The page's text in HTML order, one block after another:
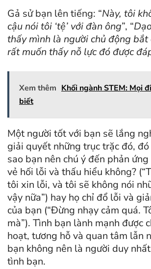
Gả sử bạn lên tiếng: “Này, tôi
cậu nói tôi ‘tệ’ với đàn ông”, “
thấy mình là người chủ động bắt
rất muốn thấy nỗ lực đó được
Xem thêm Khối ngành STEM: Mọi
biết
Một người tốt với bạn sẽ lắng
giải quyết những trục trặc đó,
sao bạn nên chú ý đến phản
vẻ hối lỗi và thấu hiểu không?
tôi xin lỗi, và tôi sẽ không nói
vậy nữa”) hay họ chỉ đổ lỗi và
của bạn (“Đừng nhạy cảm quá.
mà”). Tình bạn lành mạnh được
hoạt, tương hỗ và quan tâm lẫn
bạn không nên là người duy
tình bạn.